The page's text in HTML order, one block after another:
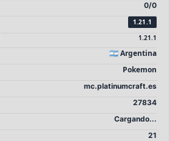
0/0
1.21.1
1.21.1
🇦🇷 Argentina
Pokemon
mc.platinumcraft.es
27834
Cargando...
21